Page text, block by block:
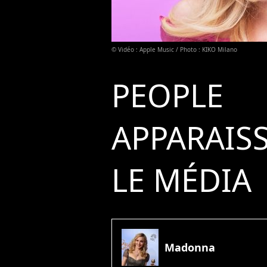
© Vidéo : Apple Music / Photo : KIKO Milano
PEOPLE
LE MÉDIA
Madonna